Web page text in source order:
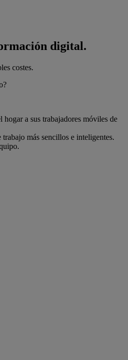
digital.
costes.
a sus trabajadores móviles de
más sencillos e inteligentes.